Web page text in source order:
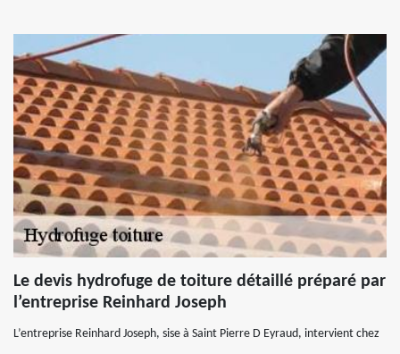
Le devis hydrofuge de toiture détaillé préparé par
l’entreprise Reinhard Joseph
L’entreprise Reinhard Joseph, sise à Saint Pierre D Eyraud, intervient chez